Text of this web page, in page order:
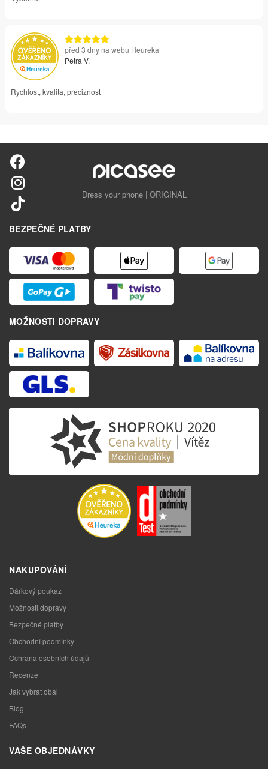
před 3 dny na webu Heureka
Petra V.
Rychlost, kvalita, preciznost
Dress your phone | ORIGINAL
BEZPEČNÉ PLATBY
MOŽNOSTI DOPRAVY
NAKUPOVÁNÍ
Dárkový poukaz
Možnosti dopravy
Bezpečné platby
Obchodní podmínky
Ochrana osobních údajů
Recenze
Jak vybrat obal
Blog
FAQs
VAŠE OBJEDNÁVKY